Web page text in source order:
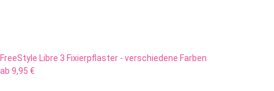
FreeStyle Libre 3 Fixierpflaster - verschiedene Farben
ab 9,95 €